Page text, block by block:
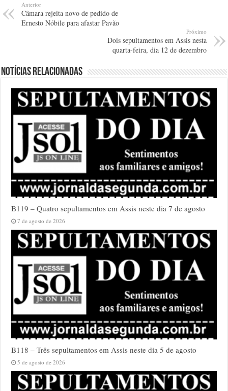
Anterior
Câmara rejeita novo de pedido de
Ernesto Nóbile para afastar Pavão
Próximo
Dois sepultamentos em Assis nesta
quarta-feira, dia 12 de dezembro
Notícias relacionadas
B119 – Quatro sepultamentos em Assis neste dia 7 de agosto
7 de agosto de 2026
B118 – Três sepultamentos em Assis neste dia 5 de agosto
5 de agosto de 2026